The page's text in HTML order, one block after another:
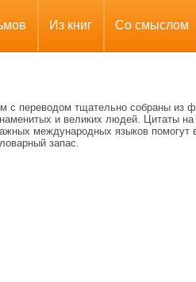
Из книг Со смыслом
с переводом тщательно собраны из
и великих людей. Цитаты
международных языков помогут
запас.